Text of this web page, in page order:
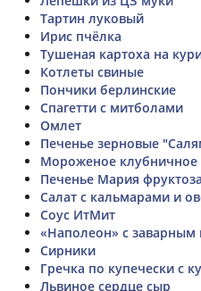
Тартин луковый
Ирис пчёлка
Тушеная картоха на
Котлеты свиные
Пончики берлинские
Спагетти с митболами
Омлет
Печенье зерновые
Мороженое клубничное
Печенье Мария фруктоза
Салат с кальмарами и
Соус ИтМит
«Наполеон» с
Сирники
Гречка по купечески с
Львиное сердце сыр